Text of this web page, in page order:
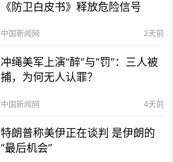
《防卫白皮书》释放危险信号
中国新闻网 2天前
冲绳美军上演“醉”与“罚”：三人被
捕，为何无人认罪？
中国新闻网 4天前
特朗普称美伊正在谈判 是伊朗的
“最后机会”